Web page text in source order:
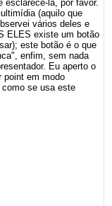
esclarecê-la, por favor.
(aquilo que
vários deles e
ELES existe um botão
este botão é o que
enfim, sem nada
Eu aperto o
point em modo
se usa este